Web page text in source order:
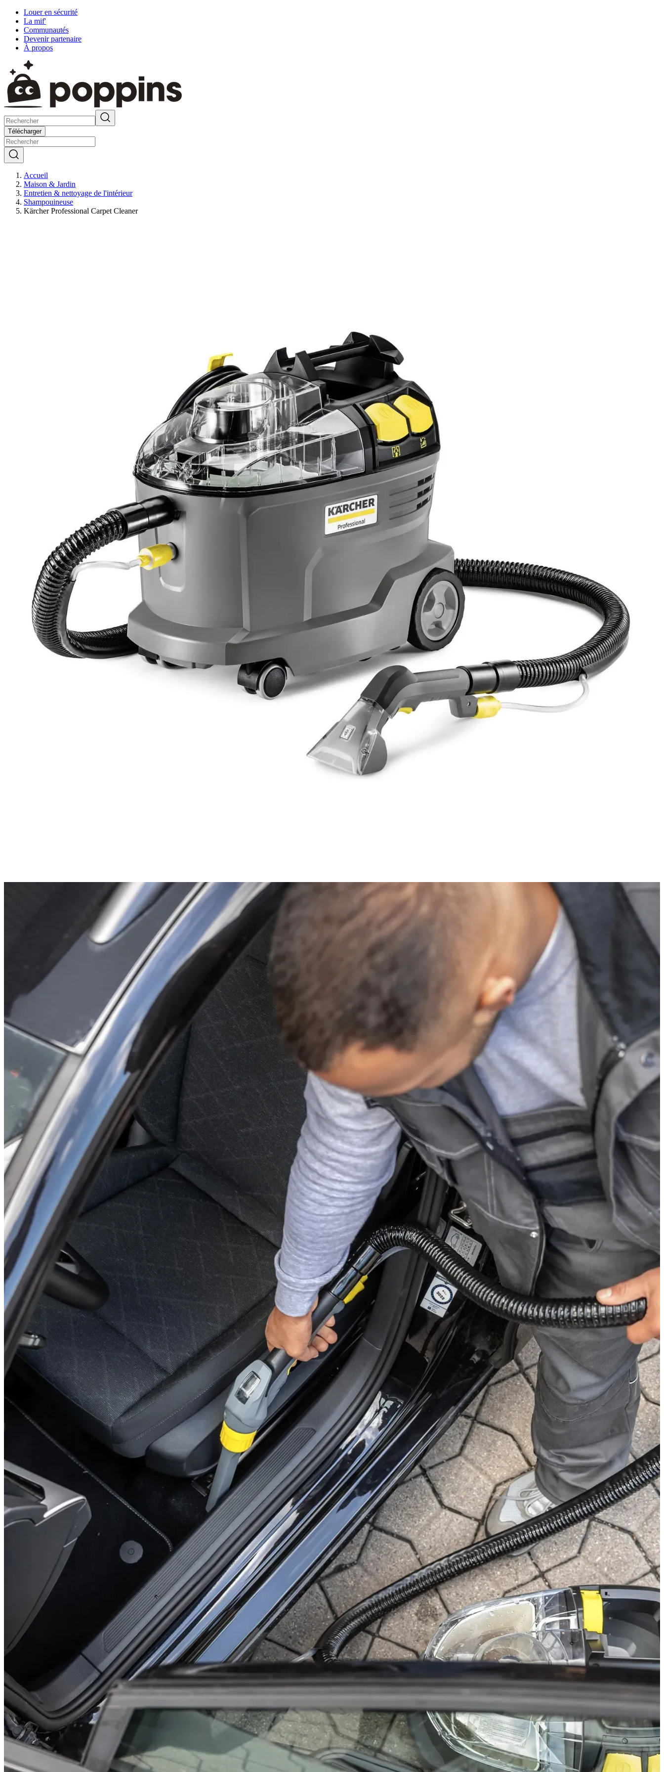
Louer en sécurité
La mif'
Communautés
Devenir partenaire
À propos
Télécharger
Accueil
Maison & Jardin
Entretien & nettoyage de l'intérieur
Shampouineuse
Kärcher Professional Carpet Cleaner